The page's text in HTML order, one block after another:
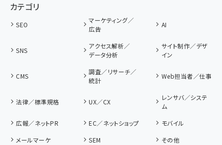
カテゴリ
SEO
マーケティング／
広告
AI
SNS
アクセス解析／
データ分析
サイト制作／デザ
イン
CMS
調査／リサーチ／
統計
Web担当者／仕事
法律／標準規格 UX／CX
レンサバ／システ
ム
広報／ネットPR
EC／ネットショップ
モバイル
メールマーケ
SEM その他